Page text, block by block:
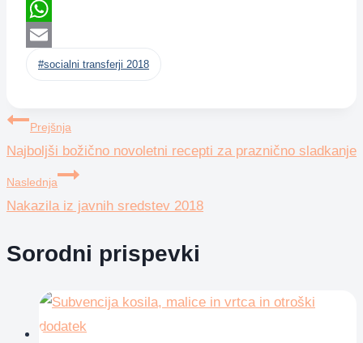
Telegram
WhatsApp
Email
Post
Tags:
#socialni transferji 2018
Navigacija
prispevka
Prejšnja
Najboljši božično novoletni recepti za praznično sladkanje
Naslednja
Nakazila iz javnih sredstev 2018
Sorodni prispevki